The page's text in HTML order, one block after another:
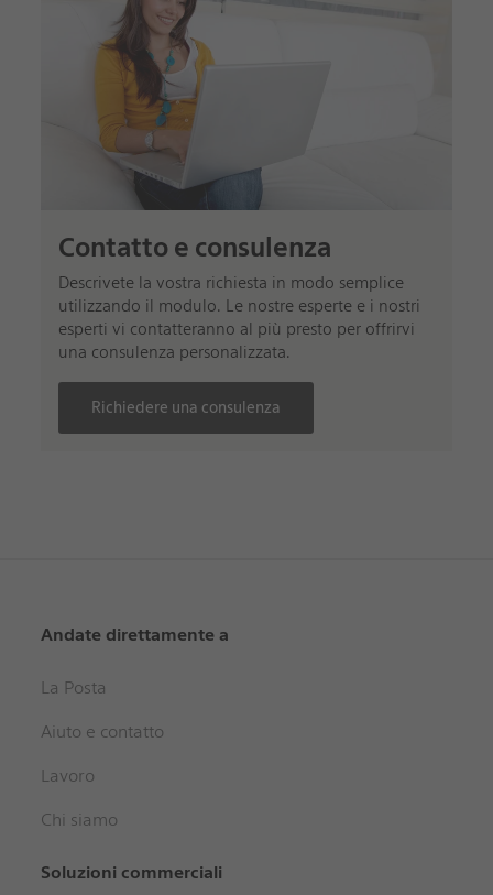
Contatto e consulenza
Descrivete la vostra richiesta in modo semplice
utilizzando il modulo. Le nostre esperte e i nostri
esperti vi contatteranno al più presto per offrirvi
una consulenza personalizzata.
Richiedere una consulenza
Andate direttamente a
La Posta
Aiuto e contatto
Lavoro
Chi siamo
Soluzioni commerciali